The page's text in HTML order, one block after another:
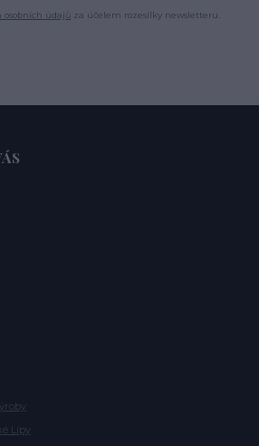
osobních údajů za účelem rozesílky newsletteru.
Lípy